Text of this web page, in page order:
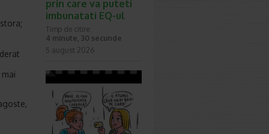
prin care va puteti
imbunatati EQ-ul
Timp de citire:
4 minute, 30 secunde
5 august 2026